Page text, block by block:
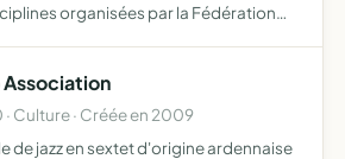
organisées par la Fédération
Culture · Créée en 2009
de jazz en sextet d'origine ardennaise